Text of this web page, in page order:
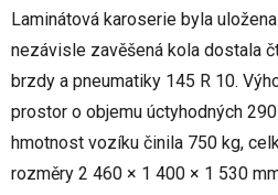
Laminátová karoserie byla
nezávisle zavěšená kola dostala
brzdy a pneumatiky 145 R 10.
prostor o objemu úctyhodných
hmotnost vozíku činila 750 kg,
rozměry 2 460 × 1 400 × 1 530